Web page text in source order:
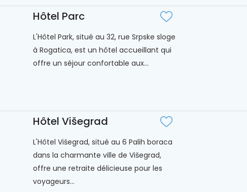
Hôtel Parc
L'Hôtel Park, situé au 32, rue Srpske sloge
à Rogatica, est un hôtel accueillant qui
offre un séjour confortable aux...
Hôtel Višegrad
L'Hôtel Višegrad, situé au 6 Palih boraca
dans la charmante ville de Višegrad,
offre une retraite délicieuse pour les
voyageurs...